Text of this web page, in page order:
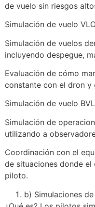
de vuelo sin riesgos
Simulación de vuelo
Simulación de vuelos
incluyendo despegue,
Evaluación de cómo
constante con el dron y
Simulación de vuelo
Simulación de
utilizando a
Coordinación con el
de situaciones donde
piloto.
b) Simulaciones